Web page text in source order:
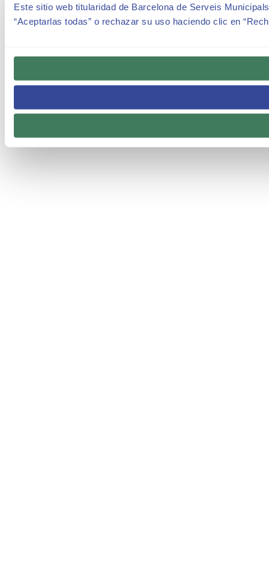
Este sitio web titularidad de Barcelona de Serveis
“Aceptarlas todas” o rechazar su uso haciendo clic en